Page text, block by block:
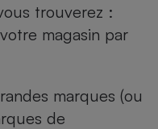
trouverez :
magasin par
marques (ou
de